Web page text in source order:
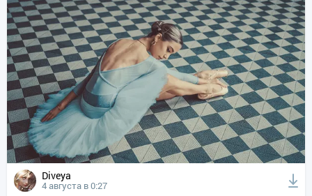
Diveya
4 августа в 0:27